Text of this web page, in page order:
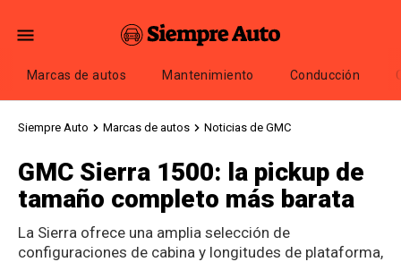
Marcas de autos Mantenimiento Conducción
Siempre Auto Marcas de autos Noticias de GMC
GMC Sierra 1500: la pickup de
tamaño completo más barata
La Sierra ofrece una amplia selección de
configuraciones de cabina y longitudes de plataforma,